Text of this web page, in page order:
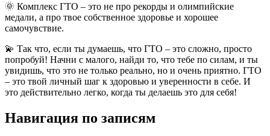
🌞 Комплекс ГТО – это не про рекорды и олимпийские
медали, а про твое собственное здоровье и хорошее
самочувствие.
💫 Так что, если ты думаешь, что ГТО – это сложно, просто
попробуй! Начни с малого, найди то, что тебе по силам, и ты
увидишь, что это не только реально, но и очень приятно. ГТО
– это твой личный шаг к здоровью и уверенности в себе. И
это действительно легко, когда ты делаешь это для себя!
Навигация по записям